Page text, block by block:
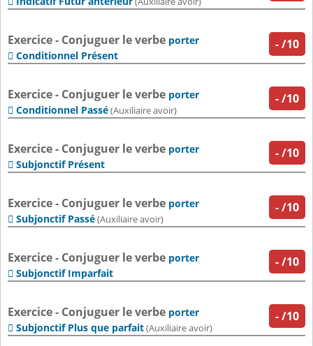
-/10
Exercice - Conjuguer le verbe porter
 Conditionnel Présent
-/10
Exercice - Conjuguer le verbe porter
 Conditionnel Passé(Auxiliaire avoir)
-/10
Exercice - Conjuguer le verbe porter
 Subjonctif Présent
-/10
Exercice - Conjuguer le verbe porter
 Subjonctif Passé(Auxiliaire avoir)
-/10
Exercice - Conjuguer le verbe porter
 Subjonctif Imparfait
-/10
Exercice - Conjuguer le verbe porter
 Subjonctif Plus que parfait(Auxiliaire avoir)